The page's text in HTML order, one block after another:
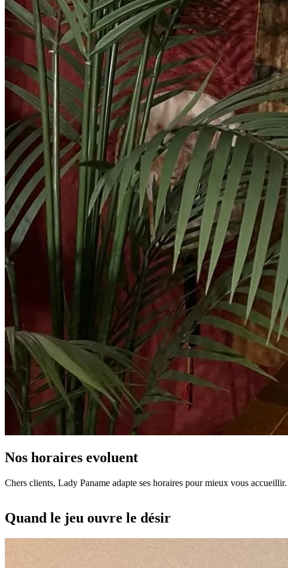
Nos horaires evoluent
Chers clients, Lady Paname adapte ses horaires pour mieux vous
Quand le jeu ouvre le désir